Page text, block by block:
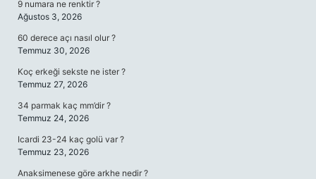
9 numara ne renktir ?
Ağustos 3, 2026
60 derece açı nasıl olur ?
Temmuz 30, 2026
Koç erkeği sekste ne ister ?
Temmuz 27, 2026
34 parmak kaç mm’dir ?
Temmuz 24, 2026
Icardi 23-24 kaç golü var ?
Temmuz 23, 2026
Anaksimenese göre arkhe nedir ?